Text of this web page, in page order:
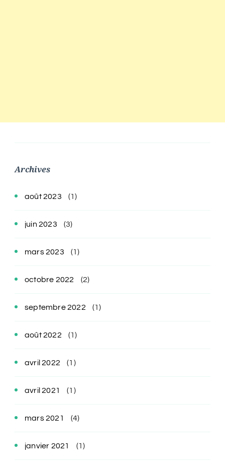
Archives
août 2023 (1)
juin 2023 (3)
mars 2023 (1)
octobre 2022 (2)
septembre 2022 (1)
août 2022 (1)
avril 2022 (1)
avril 2021 (1)
mars 2021 (4)
janvier 2021 (1)